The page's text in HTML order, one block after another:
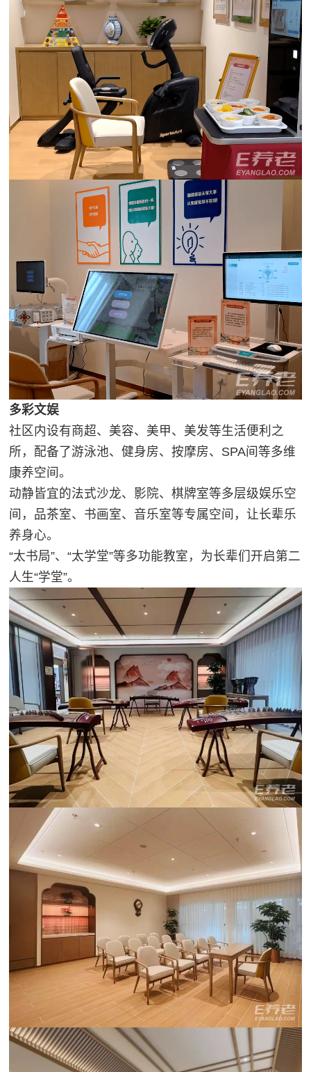
多彩文娱
社区内设有商超、美容、美甲、美发等生活便利之
所，配备了游泳池、健身房、按摩房、SPA间等多维
康养空间。
动静皆宜的法式沙龙、影院、棋牌室等多层级娱乐空
间，品茶室、书画室、音乐室等专属空间，让长辈乐
养身心。
“太书局”、“太学堂”等多功能教室，为长辈们开启第二
人生“学堂”。